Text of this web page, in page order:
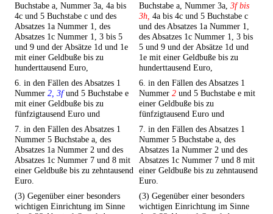
Buchstabe a, Nummer 3a, 4a bis
4c und 5 Buchstabe c und des
Absatzes 1a Nummer 1, des
Absatzes 1c Nummer 1, 3 bis 5
und 9 und der Absätze 1d und 1e
mit einer Geldbuße bis zu
hunderttausend Euro,
Buchstabe a, Nummer 3a, 3f bis
3h, 4a bis 4c und 5 Buchstabe c
und des Absatzes 1a Nummer 1,
des Absatzes 1c Nummer 1, 3 bis
5 und 9 und der Absätze 1d und
1e mit einer Geldbuße bis zu
hunderttausend Euro,
6. in den Fällen des Absatzes 1
Nummer 2, 3fund 5 Buchstabe e
mit einer Geldbuße bis zu
fünfzigtausend Euro und
6. in den Fällen des Absatzes 1
Nummer 2 und 5 Buchstabe e mit
einer Geldbuße bis zu
fünfzigtausend Euro und
7. in den Fällen des Absatzes 1
Nummer 5 Buchstabe a, des
Absatzes 1a Nummer 2 und des
Absatzes 1c Nummer 7 und 8 mit
einer Geldbuße bis zu zehntausend
Euro.
7. in den Fällen des Absatzes 1
Nummer 5 Buchstabe a, des
Absatzes 1a Nummer 2 und des
Absatzes 1c Nummer 7 und 8 mit
einer Geldbuße bis zu zehntausend
Euro.
(3) Gegenüber einer besonders
wichtigen Einrichtung im Sinne
(3) Gegenüber einer besonders
wichtigen Einrichtung im Sinne